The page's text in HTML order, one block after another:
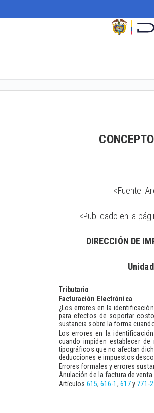
<Fuente:
<Publicado en la
DIRECCIÓN DE
Tributario
Facturación Electrónica
¿Los errores en la
para efectos de soportar
sustancia sobre la forma
Los errores en la
cuando impiden establecer
tipográficos que no afectan
deducciones e impuestos
Errores formales y errores
Anulación de la factura de venta
Artículos 615,616-1 , 617y 771-2